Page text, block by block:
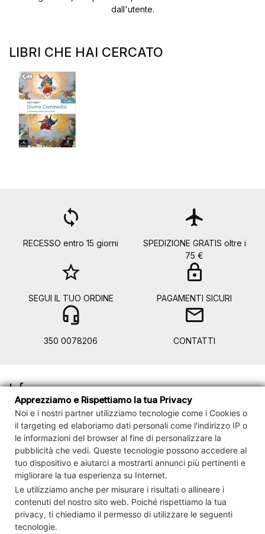
dall'utente.
LIBRI CHE HAI CERCATO
loop
RECESSO entro 15 giorni
flight
SPEDIZIONE GRATIS oltre i
75 €
star_border
SEGUI IL TUO ORDINE
lock
PAGAMENTI SICURI
headset_mic
350 0078206
mail
CONTATTI
Info 
Account 
Contact us 
Newsletter
Controlla la tua privacy
Apprezziamo e Rispettiamo la tua Privacy
Noi e i nostri partner utilizziamo tecnologie come i Cookies o
il targeting ed elaboriamo dati personali come l'indirizzo IP o
le informazioni del browser al fine di personalizzare la
pubblicità che vedi. Queste tecnologie possono accedere al
tuo dispositivo e aiutarci a mostrarti annunci più pertinenti e
migliorare la tua esperienza su Internet.
Le utilizziamo anche per misurare i risultati o allineare i
contenuti del nostro sito web. Poiché rispettiamo la tua
privacy, ti chiediamo il permesso di utilizzare le seguenti
tecnologie.